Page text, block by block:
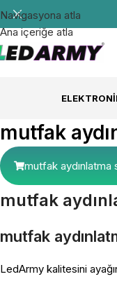
Navigasyona atla
Ana içeriğe atla
mutfak
mutfak aydınlatma
mutfak
mutfak
LedArmy kalitesini